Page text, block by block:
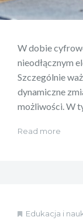
W dobie
nieodłącznym
Szczególnie
dynamiczne
możliwości. W
Read more
Edukacja i